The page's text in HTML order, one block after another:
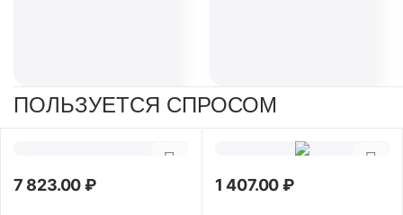
ПОЛЬЗУЕТСЯ СПРОСОМ
7 823.00₽ 1 407.00₽